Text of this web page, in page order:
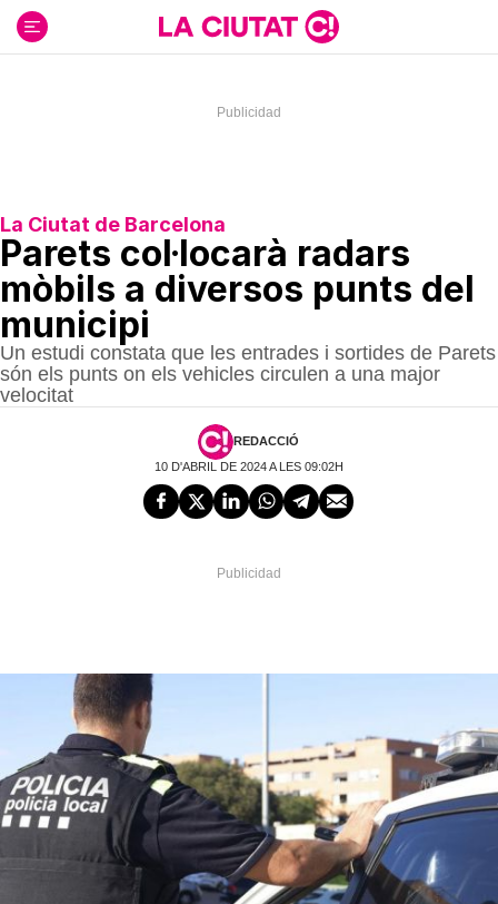
contenido
La Ciutat de Barcelona
Parets col·locarà radars
mòbils a diversos punts del
municipi
Un estudi constata que les entrades i sortides de Parets
són els punts on els vehicles circulen a una major
velocitat
REDACCIÓ
10 D'ABRIL DE 2024 A LES 09:02H